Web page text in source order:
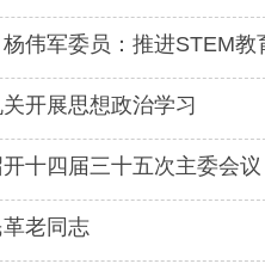
杨伟军委员：推进STEM
开展思想政治学习
十四届三十五次主委会议
老同志